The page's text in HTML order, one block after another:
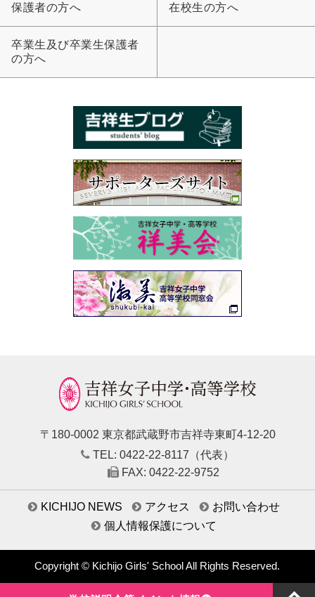
保護者の方へ 在校生の方へ
卒業生及び卒業生保護者
の方へ
〒180-0002 東京都武蔵野市吉祥寺東町4-12-20
TEL: 0422-22-8117（代表）
FAX: 0422-22-9752
KICHIJO NEWS アクセス
お問い合わせ
個人情報保護について
Copyright © Kichijo Girls' School All Rights Reserved.